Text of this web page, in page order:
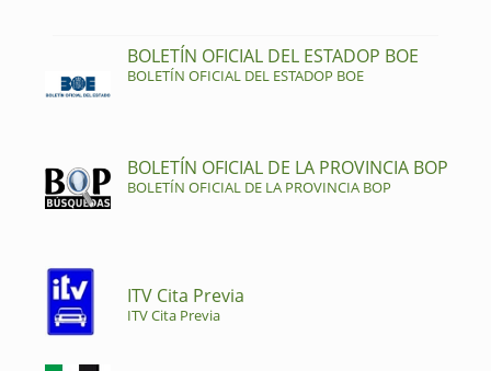
BOLETÍN OFICIAL DEL ESTADOP BOE
BOLETÍN OFICIAL DEL ESTADOP BOE
BOLETÍN OFICIAL DE LA PROVINCIA BOP
BOLETÍN OFICIAL DE LA PROVINCIA BOP
ITV Cita Previa
ITV Cita Previa